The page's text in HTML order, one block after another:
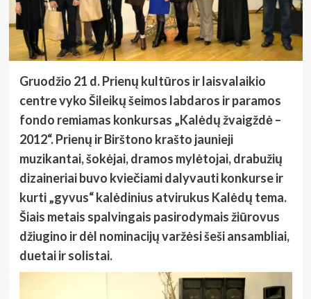
Gruodžio 21 d. Prienų kultūros ir laisvalaikio
centre vyko Šileikų šeimos labdaros ir paramos
fondo remiamas konkursas „Kalėdų žvaigždė –
2012“.Prienų ir Birštono krašto jaunieji
muzikantai, šokėjai, dramos mylėtojai, drabužių
dizaineriai buvo kviečiami dalyvauti konkurse ir
kurti „gyvus“ kalėdinius atvirukus Kalėdų tema.
Šiais metais spalvingais pasirodymais žiūrovus
džiugino ir dėl nominacijų varžėsi šeši ansambliai,
duetai ir solistai.